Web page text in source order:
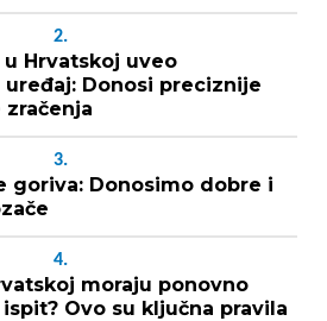
2.
Hrvatskoj uveo
Donosi preciznije
3.
goriva: Donosimo dobre i
4.
moraju ponovno
Ovo su ključna pravila